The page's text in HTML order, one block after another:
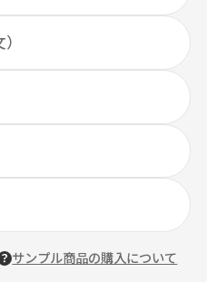
サンプル商品の購入について